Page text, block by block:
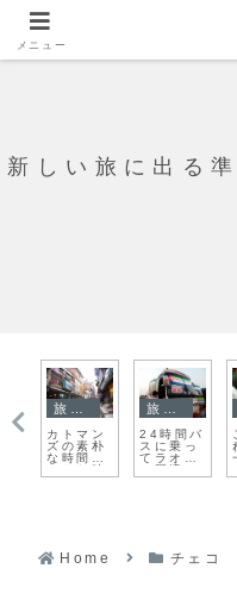
新しい旅に出る
炎
カトマン
ズの素朴
な時間。
こんな時
間をずっ
24時間バ
スに乗っ
てラオス
の国境へ
Home チェコ
メニュー